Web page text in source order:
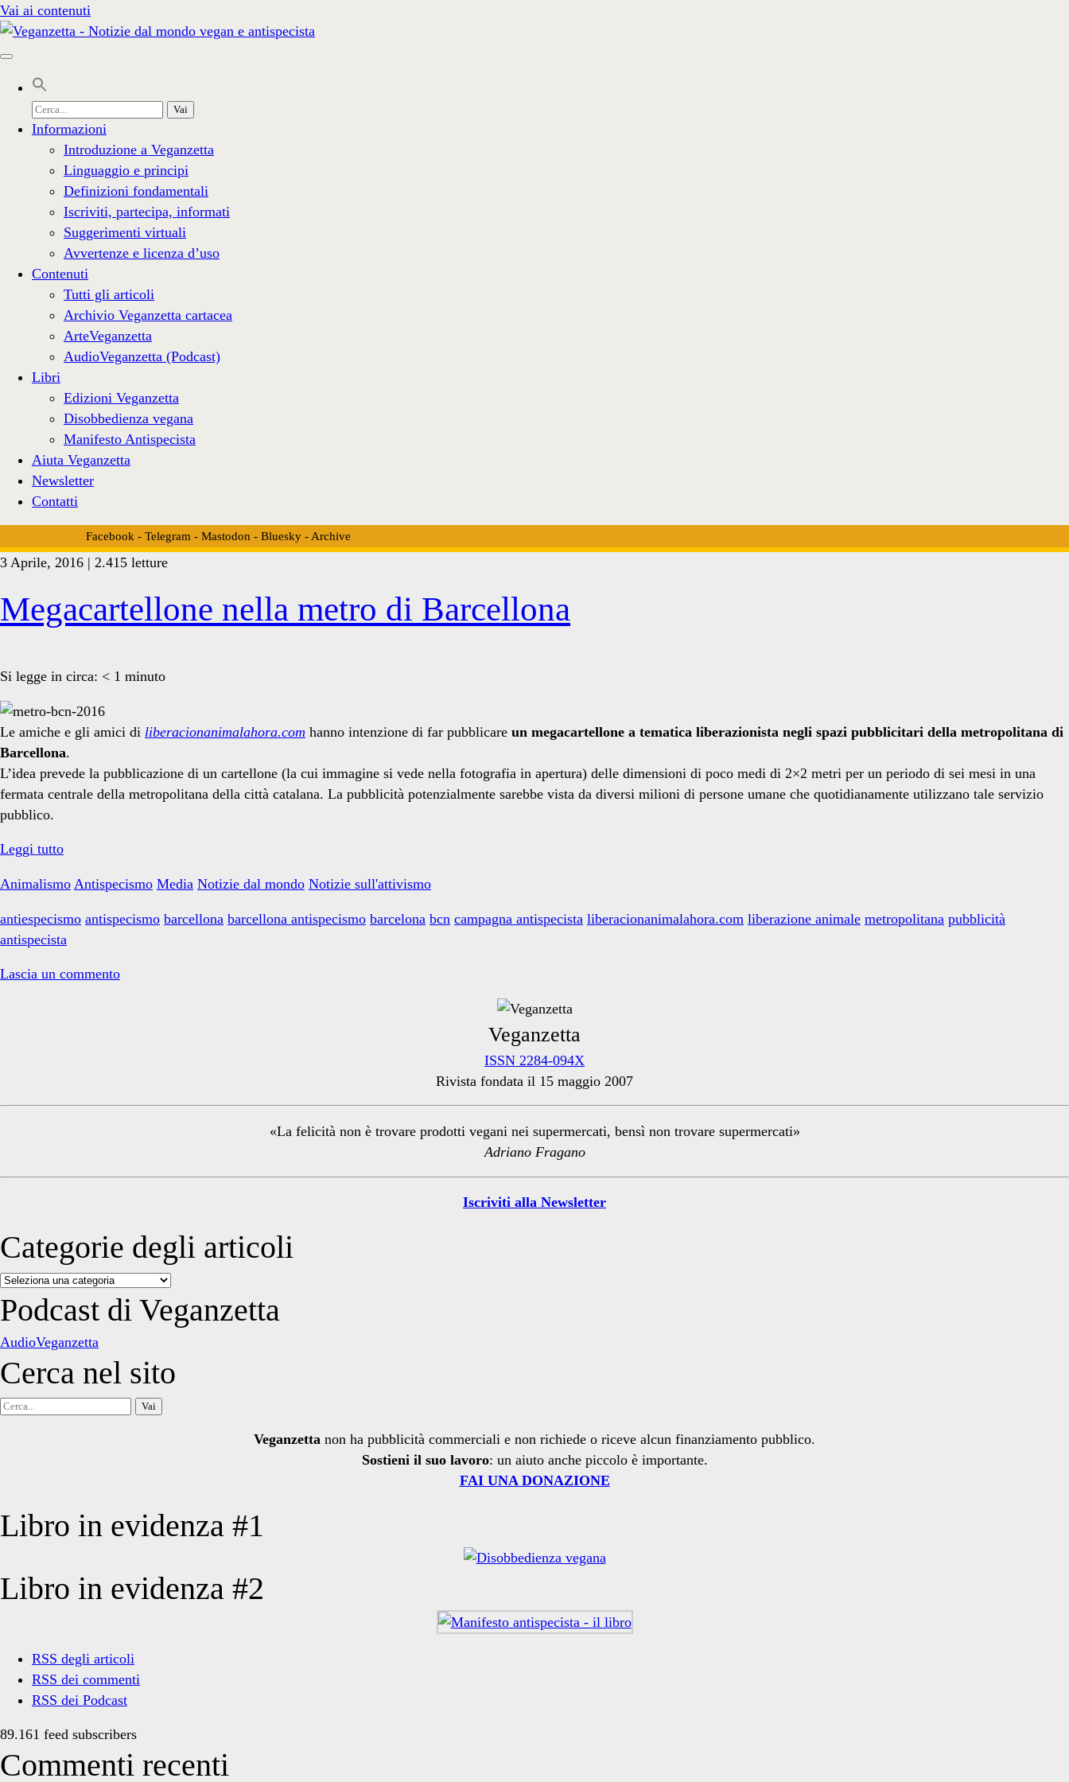
Vai ai contenuti
Cerca
per:
Informazioni
Introduzione a Veganzetta
Linguaggio e principi
Definizioni fondamentali
Iscriviti, partecipa, informati
Suggerimenti virtuali
Avvertenze e licenza d’uso
Contenuti
Tutti gli articoli
Archivio Veganzetta cartacea
ArteVeganzetta
AudioVeganzetta (Podcast)
Libri
Edizioni Veganzetta
Disobbedienza vegana
Manifesto Antispecista
Aiuta Veganzetta
Newsletter
Contatti
Facebook - Telegram - Mastodon - Bluesky- Archive
antispecismo</span>
3 Aprile, 2016 | 2.415 letture
Megacartellone nella metro di Barcellona
Si legge in circa: < 1 minuto
Le amiche e gli amici di liberacionanimalahora.com hanno intenzione di far pubblicare un megacartellone a tematica liberazionista negli spazi pubblicitari della metropolitana di
Barcellona.
L’idea prevede la pubblicazione di un cartellone (la cui immagine si vede nella fotografia in apertura) delle dimensioni di poco medi di 2×2 metri per un periodo di sei mesi in una
fermata centrale della metropolitana della città catalana. La pubblicità potenzialmente sarebbe vista da diversi milioni di persone umane che quotidianamente utilizzano tale servizio
pubblico.
Leggi tuttoMegacartellone
metro
Barcellona
Animalismo Antispecismo Media Notizie dal mondo Notizie sull'attivismo
antiespecismo antispecismo barcellona barcellona antispecismo barcelona bcn campagna antispecista liberacionanimalahora.com liberazione animale metropolitana pubblicità
antispecista
Lascia un commento
Sidebar
Veganzetta
ISSN 2284-094X
Rivista fondata il 15 maggio 2007
«La felicità non è trovare prodotti vegani nei supermercati, bensì non trovare supermercati»
Adriano Fragano
Iscriviti alla Newsletter
Categorie degli articoli
Categorie
degli
articoli
Podcast di Veganzetta
AudioVeganzetta
Cerca nel sito
Cerca
Veganzetta non ha pubblicità commerciali e non richiede o riceve alcun finanziamento pubblico.
Sostieni il suo lavoro: un aiuto anche piccolo è importante.
FAI UNA DONAZIONE
Libro in evidenza #1
Libro in evidenza #2
RSS degli articoli
RSS dei commenti
RSS dei Podcast
89.161 feed subscribers
Commenti recenti